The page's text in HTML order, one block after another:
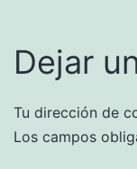
Dejar
Tu dirección de
Los campos